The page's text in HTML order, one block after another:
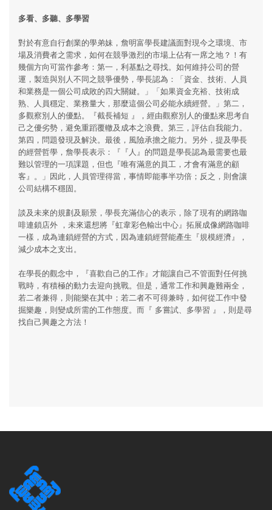
多看、多聽、多學習
對於有意自行創業的學弟妹，詹明富學長建議面對現今之環境、市
場及消費者之需求，如何在競爭激烈的市場上佔有一席之地？！有
幾個方向可當作參考：第一，利基點之尋找。如何維持公司的營
運，製造與別人不同之競爭優勢，學長認為：「資金、技術、人員
和業務是一個公司成敗的四大關鍵。」「如果資金充裕、技術成
熟、人員穩定、業務量大，那麼這個公司必能永續經營。」第二，
多觀察別人的優點。『截長補短 』，經由觀察別人的優點來思考自
己之優劣勢，避免重蹈覆轍及成本之浪費。第三，評估自我能力。
第四，問題發現及解決。最後，風險承擔之能力。另外，提及學長
的經營哲學，詹學長表示：『『人』的問題是學長認為最需要也最
難以管理的一項課題，但也『唯有滿意的員工，才會有滿意的顧
客』。」因此，人員管理得當，事情即能事半功倍；反之，則會讓
公司結構不穩固。
談及未來的規劃及願景，學長充滿信心的表示，除了現有的網路咖
啡連鎖店外 ，未來還想將『虹韋彩色輸出中心』拓展成像網路咖啡
一樣，成為連鎖經營的方式，因為連鎖經營能產生『規模經濟』，
減少成本之支出。
在學長的觀念中，『喜歡自己的工作』才能讓自己不管面對任何挑
戰時，有積極的動力去迎向挑戰。但是，通常工作和興趣難兩全，
若二者兼得，則能樂在其中；若二者不可得兼時，如何從工作中發
掘樂趣，則變成所需的工作態度。而『 多嘗試、多學習 』，則是尋
找自己興趣之方法！